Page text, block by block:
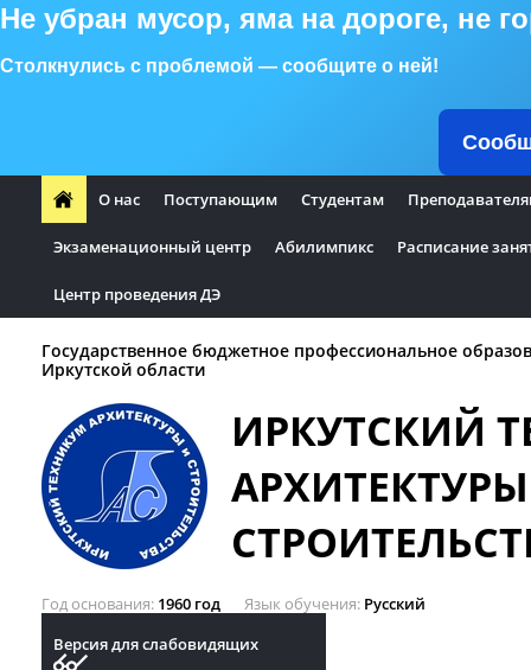
Не убран мусор, яма на дороге, не
Столкнулись с проблемой — сообщите о ней!
О нас Поступающим Студентам
Экзаменационный центр Абилимпикс Расписание
Центр проведения ДЭ
Государственное бюджетное профессиональное
Иркутской области
ИРКУТСКИЙ
Год основания 1960 год Язык обучения Русский
Версия для слабовидящих